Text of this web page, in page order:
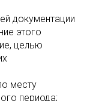
документации
этого
целью
месту
периода;